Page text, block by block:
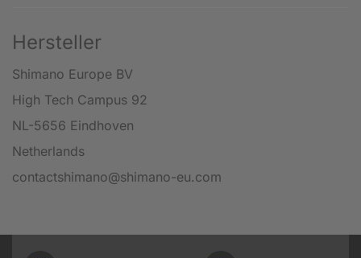
Hersteller
Shimano Europe BV
High Tech Campus 92
NL-5656 Eindhoven
Netherlands
contactshimano@shimano-eu.com